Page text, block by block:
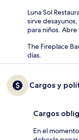
Luna Sol
sirve
para niños. Abre
The Fireplace
días.
Cargos y
Cargos
En el